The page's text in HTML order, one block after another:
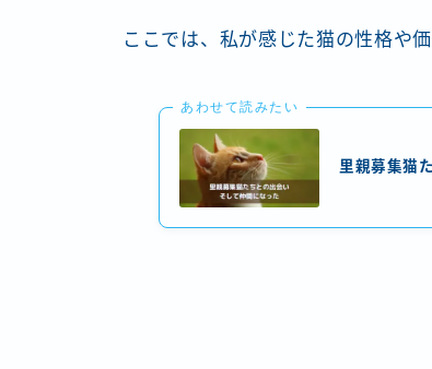
ここでは、私が感じた猫の性格や
あわせて読みたい
里親募集猫